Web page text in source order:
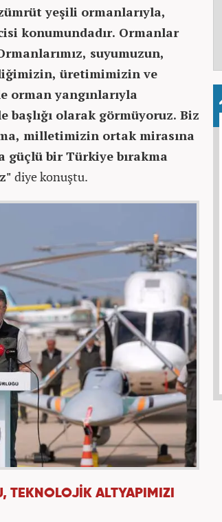
yeşili ormanlarıyla,
konumundadır. Ormanlar
suyumuzun,
üretimimizin ve
orman yangınlarıyla
başlığı olarak görmüyoruz. Biz
milletimizin ortak mirasına
güçlü bir Türkiye bırakma
diye konuştu.
TEKNOLOJİK ALTYAPIMIZI